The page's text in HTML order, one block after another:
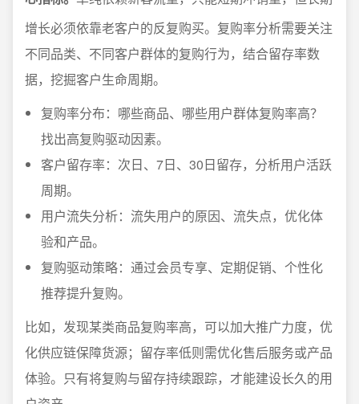
增长必须依靠老客户的反复购买。复购率分析需要关注
不同品类、不同客户群体的复购行为，结合留存率数
据，挖掘客户生命周期。
复购率分布：哪些商品、哪些用户群体复购率高？
找出高复购驱动因素。
客户留存率：次日、7日、30日留存，分析用户活跃
周期。
用户流失分析：流失用户的原因、流失点，优化体
验和产品。
复购驱动策略：通过会员专享、定期促销、个性化
推荐提升复购。
比如，发现某类商品复购率高，可以加大推广力度，优
化供应链保障货源；留存率低则需优化售后服务或产品
体验。只有将复购与留存持续跟踪，才能建设长久的用